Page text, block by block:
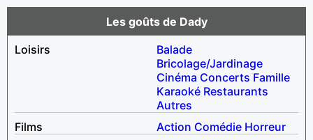
Les goûts de Dady
Loisirs
Balade
Bricolage/Jardinage
Cinéma Concerts Famille
Karaoké Restaurants
Autres
Films
Action Comédie Horreur